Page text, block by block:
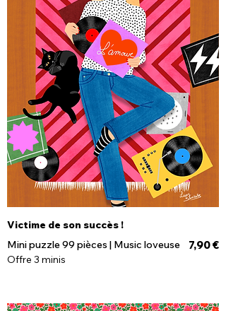
Victime de son succès !
Mini puzzle 99 pièces | Music loveuse
Prix
7,90 €
Offre 3 minis